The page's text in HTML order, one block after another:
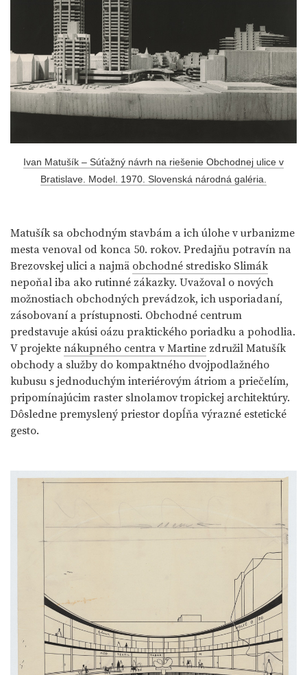
Ivan Matušík – Súťažný návrh na riešenie Obchodnej ulice v
Bratislave. Model. 1970. Slovenská národná galéria.
Matušík sa obchodným stavbám a ich úlohe v urbanizme
mesta venoval od konca 50. rokov. Predajňu potravín na
Brezovskej ulici a najmä obchodné stredisko Slimák
nepoňal iba ako rutinné zákazky. Uvažoval o nových
možnostiach obchodných prevádzok, ich usporiadaní,
zásobovaní a prístupnosti. Obchodné centrum
predstavuje akúsi oázu praktického poriadku a pohodlia.
V projekte nákupného centra v Martine združil Matušík
obchody a služby do kompaktného dvojpodlažného
kubusu s jednoduchým interiérovým átriom a priečelím,
pripomínajúcim raster slnolamov tropickej architektúry.
Dôsledne premyslený priestor dopĺňa výrazné estetické
gesto.